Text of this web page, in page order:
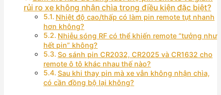
rủi ro xe không nhận chìa trong điều kiện đặc biệt?
Nhiệt độ cao/thấp có làm pin remote tụt nhanh
hơn không?
Nhiễu sóng RF có thể khiến remote “tưởng như
hết pin” không?
So sánh pin CR2032, CR2025 và CR1632 cho
remote ô tô khác nhau thế nào?
Sau khi thay pin mà xe vẫn không nhận chìa,
có cần đồng bộ lại không?